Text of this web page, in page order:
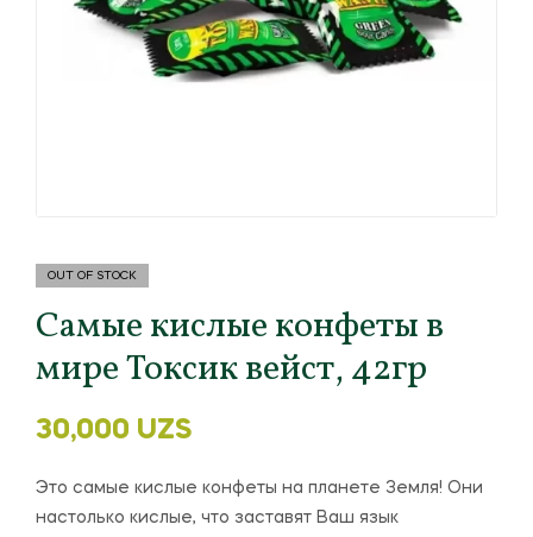
OUT OF STOCK
Самые кислые конфеты в
мире Токсик вейст, 42гр
30,000 UZS
Это самые кислые конфеты на планете Земля! Они
настолько кислые, что заставят Ваш язык